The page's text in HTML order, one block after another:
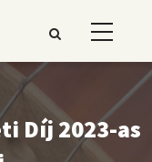
Díj 2023-as